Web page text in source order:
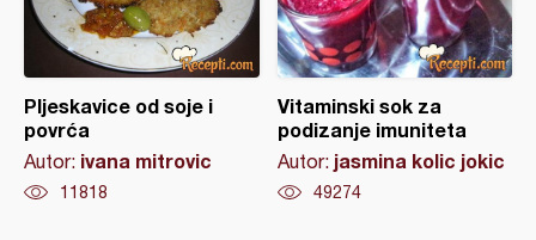
Pljeskavice od soje i
povrća
Autor: ivana mitrovic
11818
Vitaminski sok za
podizanje imuniteta
Autor: jasmina kolic jokic
49274